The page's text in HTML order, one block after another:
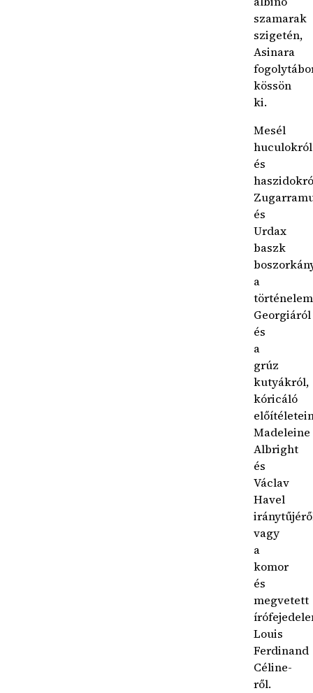
szamarak
szigetén,
Asinara
kössön
ki.
Mesél
huculokról
és
és
Urdax
baszk
a
Georgiáról
és
a
grúz
kutyákról,
kóricáló
Madeleine
Albright
és
Václav
Havel
vagy
a
komor
és
megvetett
Louis
Ferdinand
Céline-
ről.